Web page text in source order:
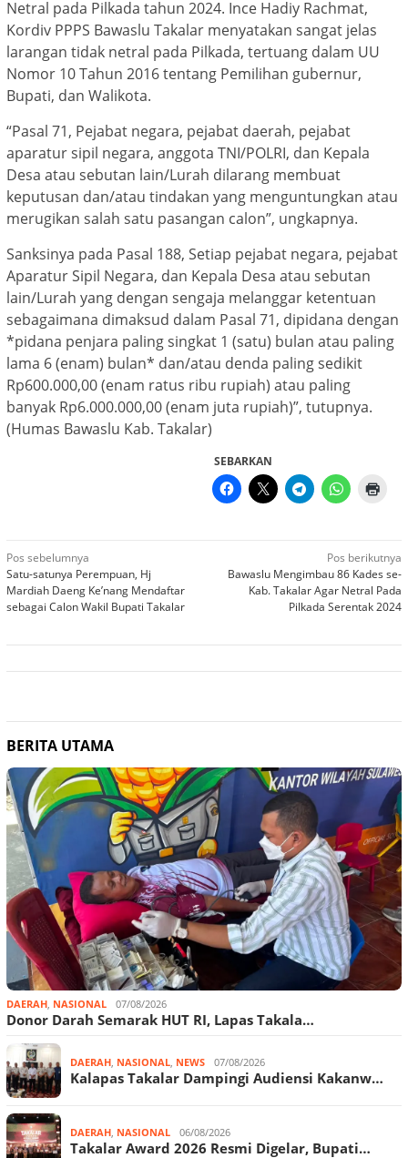
Netral pada Pilkada tahun 2024. Ince Hadiy Rachmat,
Kordiv PPPS Bawaslu Takalar menyatakan sangat jelas
larangan tidak netral pada Pilkada, tertuang dalam UU
Nomor 10 Tahun 2016 tentang Pemilihan gubernur,
Bupati, dan Walikota.
“Pasal 71, Pejabat negara, pejabat daerah, pejabat
aparatur sipil negara, anggota TNI/POLRI, dan Kepala
Desa atau sebutan lain/Lurah dilarang membuat
keputusan dan/atau tindakan yang menguntungkan atau
merugikan salah satu pasangan calon”, ungkapnya.
Sanksinya pada Pasal 188, Setiap pejabat negara, pejabat
Aparatur Sipil Negara, dan Kepala Desa atau sebutan
lain/Lurah yang dengan sengaja melanggar ketentuan
sebagaimana dimaksud dalam Pasal 71, dipidana dengan
*pidana penjara paling singkat 1 (satu) bulan atau paling
lama 6 (enam) bulan* dan/atau denda paling sedikit
Rp600.000,00 (enam ratus ribu rupiah) atau paling
banyak Rp6.000.000,00 (enam juta rupiah)”, tutupnya.
(Humas Bawaslu Kab. Takalar)
SEBARKAN
Navigasi
pos
Pos sebelumnya
Satu-satunya Perempuan, Hj
Mardiah Daeng Ke’nang Mendaftar
sebagai Calon Wakil Bupati Takalar
Pos berikutnya
Bawaslu Mengimbau 86 Kades se-
Kab. Takalar Agar Netral Pada
Pilkada Serentak 2024
BERITA UTAMA
DAERAH NASIONAL 07/08/2026
Donor Darah Semarak HUT RI, Lapas Takala…
DAERAH NASIONAL NEWS 07/08/2026
Kalapas Takalar Dampingi Audiensi Kakanw…
DAERAH NASIONAL 06/08/2026
Takalar Award 2026 Resmi Digelar, Bupati…